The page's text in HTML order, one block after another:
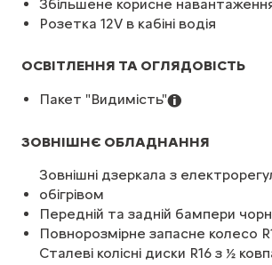
Збільшене корисне
Розетка 12V в кабіні водія
ОСВІТЛЕННЯ ТА ОГЛЯДОВІСТЬ
Пакет "Видимість"
ЗОВНІШНЄ ОБЛАДНАННЯ
Зовнішні дзеркала з
обігрівом
Передній та задній бампери
Повнорозмірне запасне колесо
Сталеві колісні диски R16 з ½